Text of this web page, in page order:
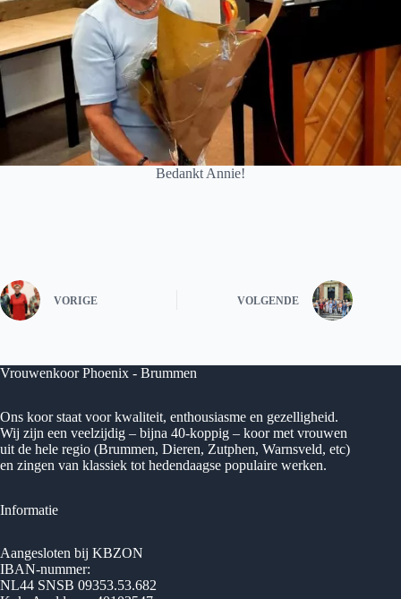
Bedankt Annie!
VORIGE VOLGENDE
Vrouwenkoor Phoenix - Brummen
Ons koor staat voor kwaliteit, enthousiasme en gezelligheid.
Wij zijn een veelzijdig – bijna 40-koppig – koor met vrouwen
uit de hele regio (Brummen, Dieren, Zutphen, Warnsveld, etc)
en zingen van klassiek tot hedendaagse populaire werken.
Informatie
Aangesloten bij KBZON
IBAN-nummer:
NL44 SNSB 09353.53.682